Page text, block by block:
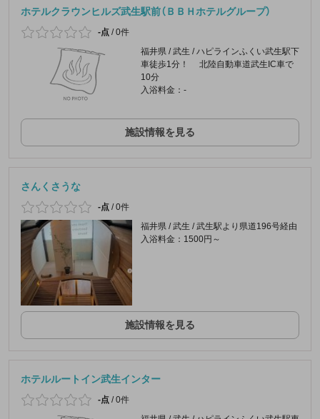
ホテルクラウンヒルズ武生駅前（ＢＢＨホテルグループ）
-点 /0件
福井県 / 武生 / ハピラインふくい武生駅下
車徒歩1分！ 北陸自動車道武生IC車で
10分
入浴料金：-
施設情報を見る
さんくさうな
-点 /0件
福井県 / 武生 / 武生駅より県道196号経由
入浴料金：1500円～
施設情報を見る
ホテルルートイン武生インター
-点 /0件